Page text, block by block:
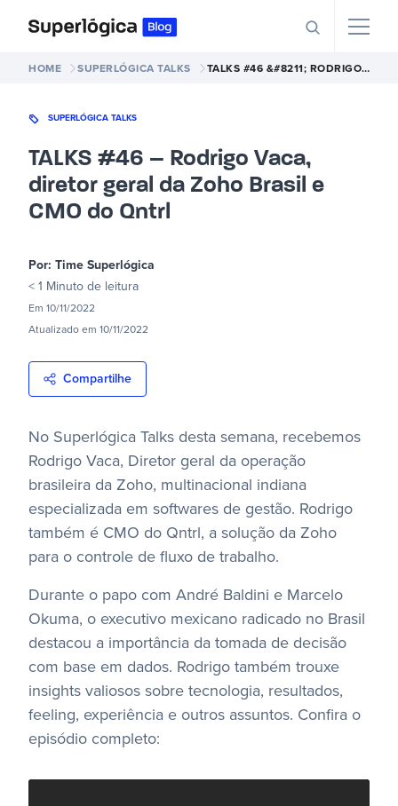
HOME SUPERLÓGICA TALKS TALKS #46 &#8211; RODRIGO VACA, DIRETOR GERAL DA ZOHO BRASIL E CMO DO QNTRL
SUPERLÓGICA TALKS
TALKS #46 – Rodrigo Vaca,
diretor geral da Zoho Brasil e
CMO do Qntrl
Por: Time Superlógica
< 1 Minuto de leitura
Em 10/11/2022
Atualizado em 10/11/2022
Compartilhe
No Superlógica Talks desta semana, recebemos
Rodrigo Vaca, Diretor geral da operação
brasileira da Zoho, multinacional indiana
especializada em softwares de gestão. Rodrigo
também é CMO do Qntrl, a solução da Zoho
para o controle de fluxo de trabalho.
Durante o papo com André Baldini e Marcelo
Okuma, o executivo mexicano radicado no Brasil
destacou a importância da tomada de decisão
com base em dados. Rodrigo também trouxe
insights valiosos sobre tecnologia, resultados,
feeling, experiência e outros assuntos. Confira o
episódio completo: